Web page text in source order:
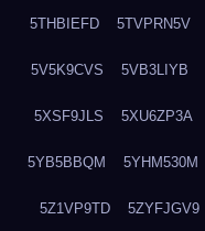
5THBIEFD 5TVPRN5V
5V5K9CVS 5VB3LIYB
5XSF9JLS 5XU6ZP3A
5YB5BBQM 5YHM530M
5Z1VP9TD 5ZYFJGV9